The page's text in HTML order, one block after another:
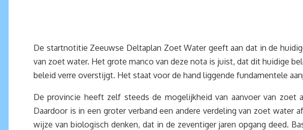
De startnotitie Zeeuwse Deltaplan Zoet Water geeft aan dat in de
van zoet water. Het grote manco van deze nota is juist, dat dit huidige
beleid verre overstijgt. Het staat voor de hand liggende fundamentele
De provincie heeft zelf steeds de mogelijkheid van aanvoer van
Daardoor is in een groter verband een andere verdeling van zoet
wijze van biologisch denken, dat in de zeventiger jaren opgang deed.